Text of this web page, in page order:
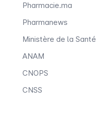
Pharmacie.ma
Pharmanews
Ministère de la Santé
ANAM
CNOPS
CNSS